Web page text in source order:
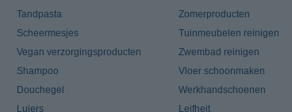
Tandpasta
Scheermesjes
Vegan verzorgingsproducten
Shampoo
Douchegel
Luiers
Zomerproducten
Tuinmeubelen reinigen
Zwembad reinigen
Vloer schoonmaken
Werkhandschoenen
Leifheit